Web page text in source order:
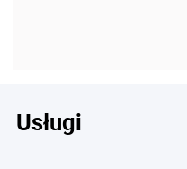
Usługi